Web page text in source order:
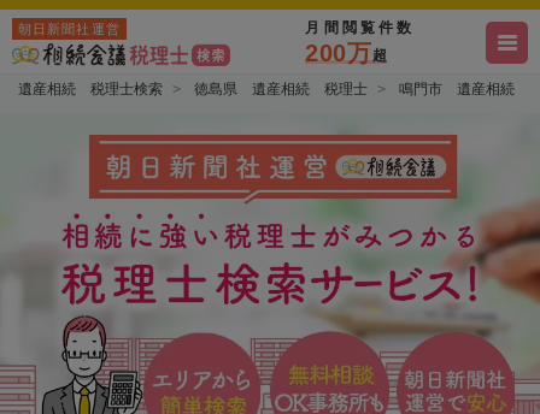
朝日新聞社運営 月間閲覧件数
200万超
遺産相続 税理士検索 徳島県 遺産相続 税理士 鳴門市 遺産相続